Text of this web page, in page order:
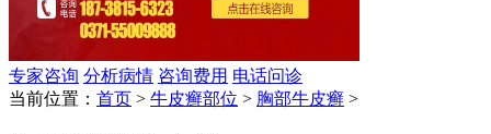
专家咨询 分析病情 咨询费用 电话问诊
当前位置： 首页 > 牛皮癣部位 > 胸部牛皮癣 >